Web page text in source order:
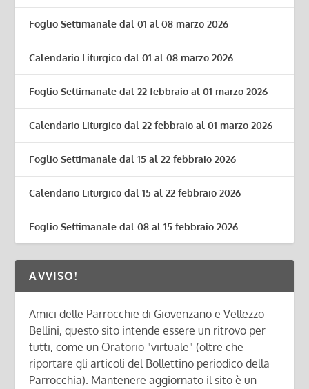
Foglio Settimanale dal 01 al 08 marzo 2026
Calendario Liturgico dal 01 al 08 marzo 2026
Foglio Settimanale dal 22 febbraio al 01 marzo 2026
Calendario Liturgico dal 22 febbraio al 01 marzo 2026
Foglio Settimanale dal 15 al 22 febbraio 2026
Calendario Liturgico dal 15 al 22 febbraio 2026
Foglio Settimanale dal 08 al 15 febbraio 2026
AVVISO!
Amici delle Parrocchie di Giovenzano e Vellezzo
Bellini, questo sito intende essere un ritrovo per
tutti, come un Oratorio "virtuale" (oltre che
riportare gli articoli del Bollettino periodico della
Parrocchia). Mantenere aggiornato il sito è un